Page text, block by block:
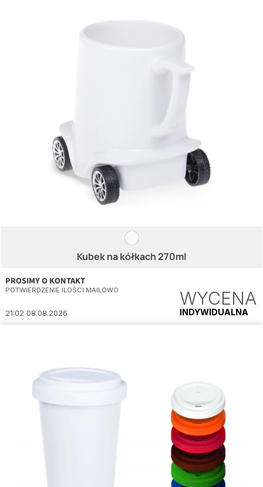
Kubek na kółkach 270ml
PROSIMY O KONTAKT
POTWIERDZENIE ILOŚCI MAILOWO
21:02 08.08.2026
WYCENA
INDYWIDUALNA